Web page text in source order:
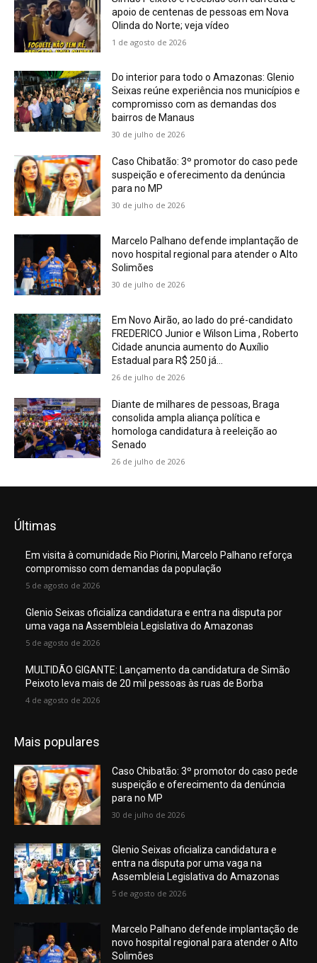
apoio de centenas de pessoas em Nova
Olinda do Norte; veja vídeo
1 de agosto de 2026
Do interior para todo o Amazonas: Glenio
Seixas reúne experiência nos municípios e
compromisso com as demandas dos
bairros de Manaus
30 de julho de 2026
Caso Chibatão: 3º promotor do caso pede
suspeição e oferecimento da denúncia
para no MP
30 de julho de 2026
Marcelo Palhano defende implantação de
novo hospital regional para atender o Alto
Solimões
30 de julho de 2026
Em Novo Airão, ao lado do pré-candidato
FREDERICO Junior e Wilson Lima , Roberto
Cidade anuncia aumento do Auxílio
Estadual para R$ 250 já...
26 de julho de 2026
Diante de milhares de pessoas, Braga
consolida ampla aliança política e
homologa candidatura à reeleição ao
Senado
26 de julho de 2026
Últimas
Em visita à comunidade Rio Piorini, Marcelo Palhano reforça
compromisso com demandas da população
5 de agosto de 2026
Glenio Seixas oficializa candidatura e entra na disputa por
uma vaga na Assembleia Legislativa do Amazonas
5 de agosto de 2026
MULTIDÃO GIGANTE: Lançamento da candidatura de Simão
Peixoto leva mais de 20 mil pessoas às ruas de Borba
4 de agosto de 2026
Mais populares
Caso Chibatão: 3º promotor do caso pede
suspeição e oferecimento da denúncia
para no MP
30 de julho de 2026
Glenio Seixas oficializa candidatura e
entra na disputa por uma vaga na
Assembleia Legislativa do Amazonas
5 de agosto de 2026
Marcelo Palhano defende implantação de
novo hospital regional para atender o Alto
Solimões